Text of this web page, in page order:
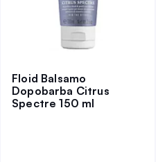
Floid Balsamo
Dopobarba Citrus
Spectre 150 ml